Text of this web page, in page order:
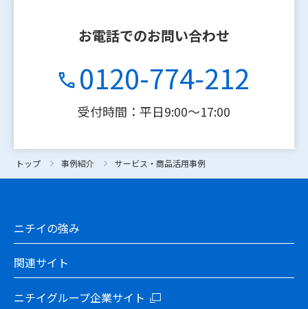
トップ 事例紹介 聖フランシスコ会 姫路聖マリア病院 様 part①
お電話でのお問い合わせ
0120-774-212
受付時間：平日9:00〜17:00
トップ 事例紹介 サービス・商品活用事例
ニチイの強み
関連サイト
ニチイグループ企業サイト